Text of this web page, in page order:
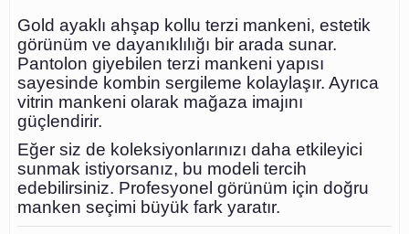
Gold ayaklı ahşap kollu terzi mankeni, estetik
görünüm ve dayanıklılığı bir arada sunar.
Pantolon giyebilen terzi mankeni yapısı
sayesinde kombin sergileme kolaylaşır. Ayrıca
vitrin mankeni olarak mağaza imajını
güçlendirir.
Eğer siz de koleksiyonlarınızı daha etkileyici
sunmak istiyorsanız, bu modeli tercih
edebilirsiniz. Profesyonel görünüm için doğru
manken seçimi büyük fark yaratır.